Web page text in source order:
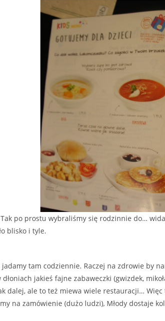
po prostu wybraliśmy się rodzinnie do…
blisko i tyle.
tam codziennie. Raczej na zdrowie by
dłoniach jakieś fajne zabaweczki (gwizdek,
dalej, ale to też miewa wiele restauracji…
na zamówienie (dużo ludzi), Młody dostaje